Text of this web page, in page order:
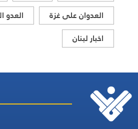
العدوان على غزة
العدو
اخبار لبنان